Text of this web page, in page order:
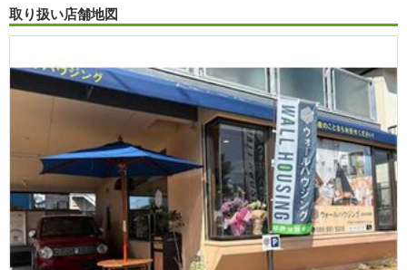
取り扱い店舗地図